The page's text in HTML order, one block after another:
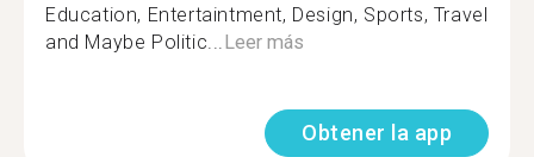
Education, Entertaintment, Design, Sports, Travel
and Maybe Politic...Leer más
Obtener la app